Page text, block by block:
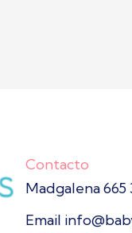
Contacto
Madgalena 665
Email